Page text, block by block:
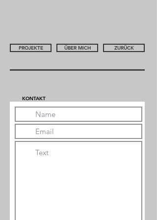
PROJEKTE ÜBER MICH ZURÜCK
KONTAKT